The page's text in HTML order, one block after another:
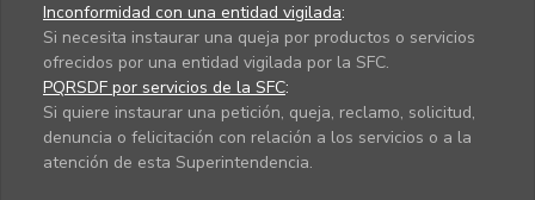
Inconformidad con una entidad vigilada:
Si necesita instaurar una queja por productos o servicios
ofrecidos por una entidad vigilada por la SFC.
PQRSDF por servicios de la SFC:
Si quiere instaurar una petición, queja, reclamo, solicitud,
denuncia o felicitación con relación a los servicios o a la
atención de esta Superintendencia.